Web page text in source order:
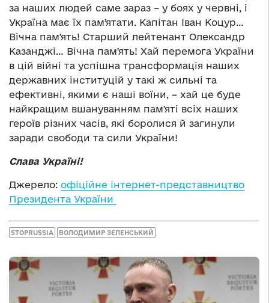
за наших людей саме зараз – у боях у червні, і
Україна має їх памʼятати. Капітан Іван Коцур…
Вічна памʼять! Старший лейтенант Олександр
Казанджі… Вічна памʼять! Хай перемога України
в цій війні та успішна трансформація наших
державних інституцій у такі ж сильні та
ефективні, якими є наші воїни, – хай це буде
найкращим вшануванням памʼяті всіх наших
героїв різних часів, які боролися й загинули
заради свободи та сили України!
Слава Україні!
Джерело: офіційне інтернет-представництво
Президента України
STOPRUSSIA ВОЛОДИМИР ЗЕЛЕНСЬКИЙ